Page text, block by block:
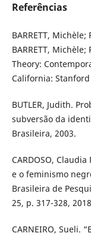
Referências
BARRETT,
BARRETT,
Theory:
California: Stanford
BUTLER, Judith.
subversão da
Brasileira, 2003.
CARDOSO,
e o feminismo
Brasileira de
25, p. 317-328,
CARNEIRO, Sueli.